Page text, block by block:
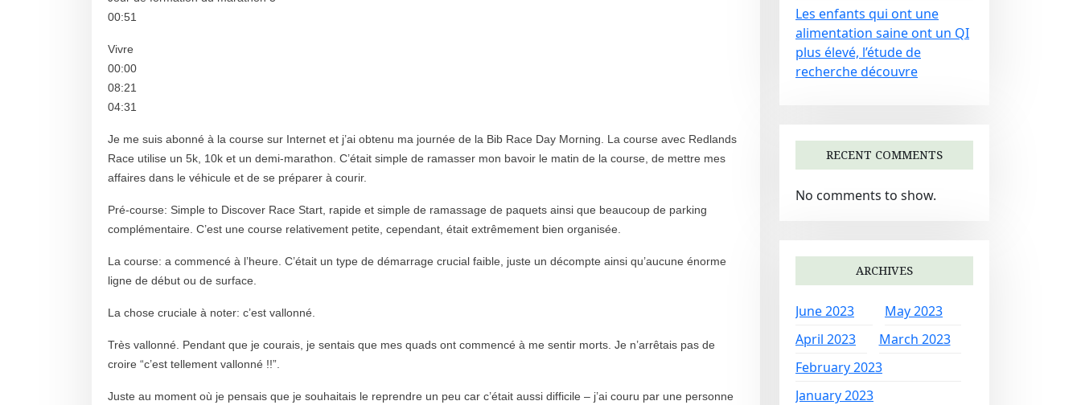
00:51
Vivre
00:00
08:21
04:31
Je me suis abonné à la course sur Internet et j’ai obtenu ma journée de la Bib Race Day Morning. La course avec Redlands
Race utilise un 5k, 10k et un demi-marathon. C’était simple de ramasser mon bavoir le matin de la course, de mettre mes
affaires dans le véhicule et de se préparer à courir.
Pré-course: Simple to Discover Race Start, rapide et simple de ramassage de paquets ainsi que beaucoup de parking
complémentaire. C’est une course relativement petite, cependant, était extrêmement bien organisée.
La course: a commencé à l’heure. C’était un type de démarrage crucial faible, juste un décompte ainsi qu’aucune énorme
ligne de début ou de surface.
La chose cruciale à noter: c’est vallonné.
Très vallonné. Pendant que je courais, je sentais que mes quads ont commencé à me sentir morts. Je n’arrêtais pas de
croire “c’est tellement vallonné !!”.
Juste au moment où je pensais que je souhaitais le reprendre un peu car c’était aussi difficile – j’ai couru par une personne
Les enfants qui ont une
alimentation saine ont un QI
plus élevé, l’étude de
recherche découvre
RECENT COMMENTS
No comments to show.
ARCHIVES
June 2023
May 2023
April 2023
March 2023
February 2023
January 2023